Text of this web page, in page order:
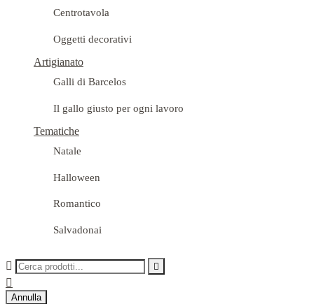
Centrotavola
Oggetti decorativi
Artigianato
Galli di Barcelos
Il gallo giusto per ogni lavoro
Tematiche
Natale
Halloween
Romantico
Salvadonai
 

Annulla